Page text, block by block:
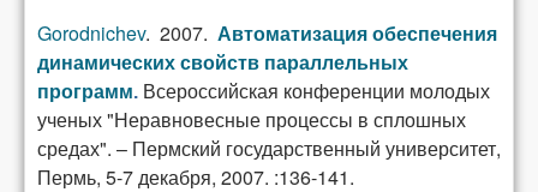
Gorodnichev. 2007. Автоматизация обеспечения
динамических свойств параллельных
программ. Всероссийская конференции молодых
ученых "Неравновесные процессы в сплошных
средах". – Пермский государственный университет,
Пермь, 5-7 декабря, 2007. :136-141.